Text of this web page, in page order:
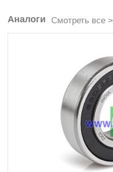
Аналоги Смотреть все >